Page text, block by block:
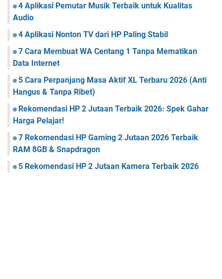
4 Aplikasi Pemutar Musik Terbaik untuk Kualitas
Audio
4 Aplikasi Nonton TV dari HP Paling Stabil
7 Cara Membuat WA Centang 1 Tanpa Mematikan
Data Internet
5 Cara Perpanjang Masa Aktif XL Terbaru 2026 (Anti
Hangus & Tanpa Ribet)
Rekomendasi HP 2 Jutaan Terbaik 2026: Spek Gahar
Harga Pelajar!
7 Rekomendasi HP Gaming 2 Jutaan 2026 Terbaik
RAM 8GB & Snapdragon
5 Rekomendasi HP 2 Jutaan Kamera Terbaik 2026